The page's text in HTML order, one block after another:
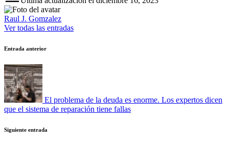
Raul J. Gomzalez
Ver todas las entradas
Navegación
de
entradas
Entrada anterior
El problema de la deuda es enorme. Los expertos dicen
que el sistema de reparación tiene fallas
Siguiente entrada